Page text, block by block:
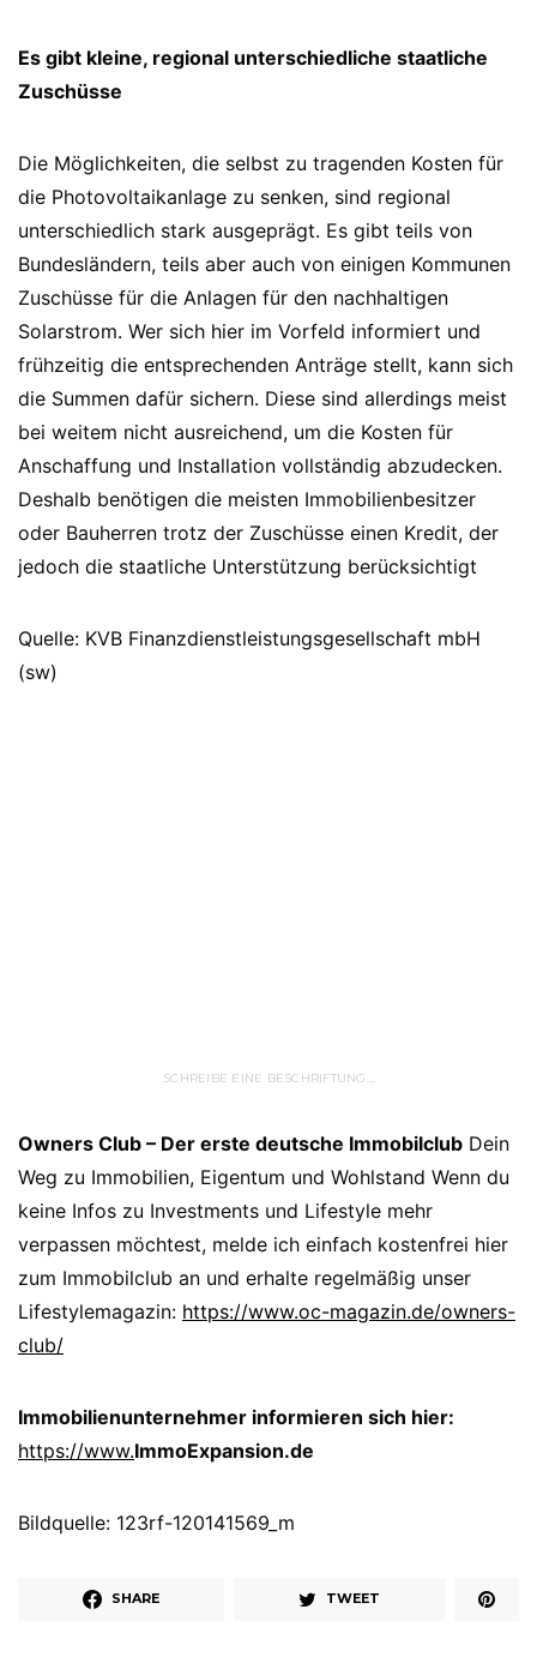
Es gibt kleine, regional unterschiedliche staatliche
Zuschüsse
Die Möglichkeiten, die selbst zu tragenden Kosten für
die Photovoltaikanlage zu senken, sind regional
unterschiedlich stark ausgeprägt. Es gibt teils von
Bundesländern, teils aber auch von einigen Kommunen
Zuschüsse für die Anlagen für den nachhaltigen
Solarstrom. Wer sich hier im Vorfeld informiert und
frühzeitig die entsprechenden Anträge stellt, kann sich
die Summen dafür sichern. Diese sind allerdings meist
bei weitem nicht ausreichend, um die Kosten für
Anschaffung und Installation vollständig abzudecken.
Deshalb benötigen die meisten Immobilienbesitzer
oder Bauherren trotz der Zuschüsse einen Kredit, der
jedoch die staatliche Unterstützung berücksichtigt
Quelle: KVB Finanzdienstleistungsgesellschaft mbH
(sw)
SCHREIBE EINE BESCHRIFTUNG…
Owners Club – Der erste deutsche Immobilclub Dein
Weg zu Immobilien, Eigentum und Wohlstand Wenn du
keine Infos zu Investments und Lifestyle mehr
verpassen möchtest, melde ich einfach kostenfrei hier
zum Immobilclub an und erhalte regelmäßig unser
Lifestylemagazin: https://www.oc-magazin.de/owners-
club/
Immobilienunternehmer informieren sich hier:
https://www. ImmoExpansion.de
Bildquelle: 123rf-120141569_m
SHARE TWEET